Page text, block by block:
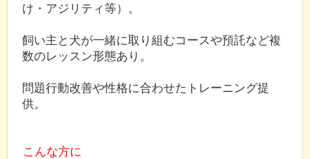
け・アジリティ等）。
飼い主と犬が一緒に取り組むコースや預託など複
数のレッスン形態あり。
問題行動改善や性格に合わせたトレーニング提
供。
こんな方に